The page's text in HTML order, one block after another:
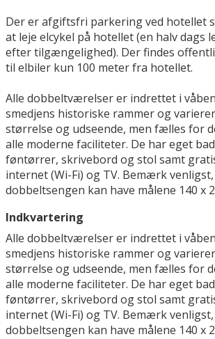
Der er afgiftsfri parkering ved hotellet
at leje elcykel på hotellet (en halv dags
efter tilgængelighed). Der findes
til elbiler kun 100 meter fra hotellet.
Alle dobbeltværelser er indrettet i
smedjens historiske rammer og
størrelse og udseende, men fælles for
alle moderne faciliteter. De har eget
føntørrer, skrivebord og stol samt
internet (Wi-Fi) og TV. Bemærk
dobbeltsengen kan have målene 140 x
Indkvartering
Alle dobbeltværelser er indrettet i
smedjens historiske rammer og
størrelse og udseende, men fælles for
alle moderne faciliteter. De har eget
føntørrer, skrivebord og stol samt
internet (Wi-Fi) og TV. Bemærk
dobbeltsengen kan have målene 140 x